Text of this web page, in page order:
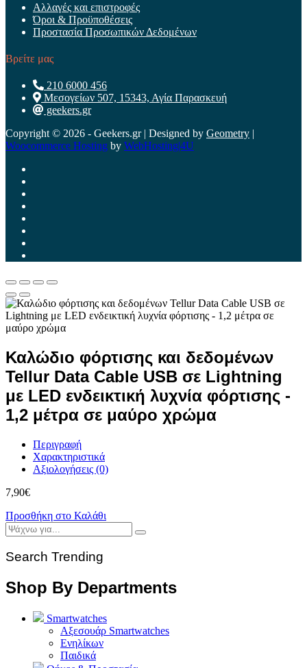
Αλλαγές και επιστροφές
Όροι & Προϋποθέσεις
Προστασία Προσωπικών Δεδομένων
Βρείτε μας
210 6000 456
Μεσογείων 507, 15343, Αγία Παρασκευή
geekers.gr
Copyright © 2026 - Geekers.gr | Designed by Geometry |
Woocommerce Hosting by WebHosting|4U
Καλώδιο φόρτισης και δεδομένων
Tellur Data Cable USB σε Lightning
με LED ενδεικτική λυχνία φόρτισης -
1,2 μέτρα σε μαύρο χρώμα
Περιγραφή
Χαρακτηριστικά
Αξιολογήσεις (0)
7,90€
Προσθήκη στο Καλάθι
Search Trending
Shop By Departments
Smartwatches
Αξεσουάρ Smartwatches
Ενηλίκων
Παιδικά